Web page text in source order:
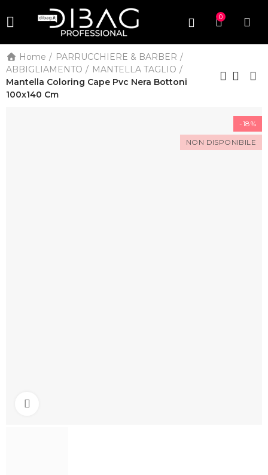
0
Home
PARRUCCHIERE & BARBER
ABBIGLIAMENTO
MANTELLA TAGLIO
Mantella Coloring Cape Pvc Nera Bottoni
100x140 Cm
-18%
NON DISPONIBILE